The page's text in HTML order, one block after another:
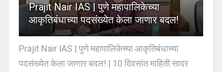
Prajit Nair IAS | पुणे महापालिकेच्या
आकृतिबंधाच्या पदसंख्येत केला जाणार बदल!
Prajit Nair IAS | पुणे महापालिकेच्या आकृतिबंधाच्या
पदसंख्येत केला जाणार बदल! | 10 दिवसांत माहिती सादर